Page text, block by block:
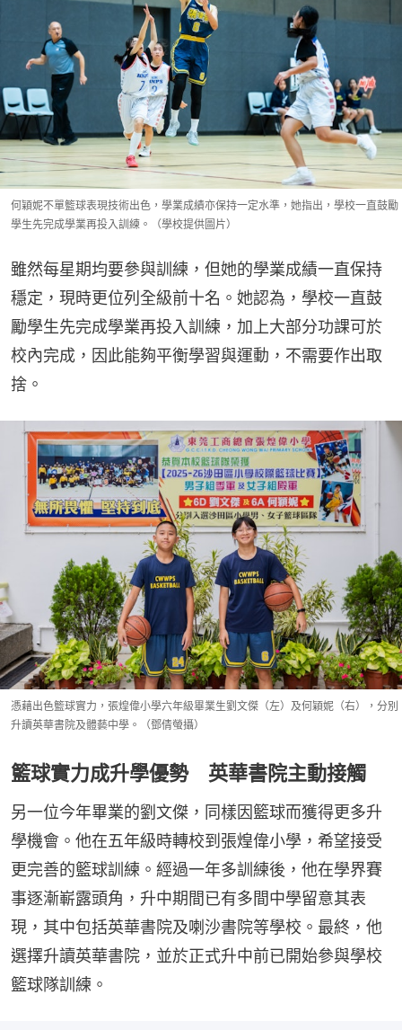
何穎妮不單籃球表現技術出色，學業成績亦保持一定水準，她指出，學校一直鼓勵
學生先完成學業再投入訓練。（學校提供圖片）
雖然每星期均要參與訓練，但她的學業成績一直保持
穩定，現時更位列全級前十名。她認為，學校一直鼓
勵學生先完成學業再投入訓練，加上大部分功課可於
校內完成，因此能夠平衡學習與運動，不需要作出取
捨。
憑藉出色籃球實力，張煌偉小學六年級畢業生劉文傑（左）及何穎妮（右），分別
升讀英華書院及體藝中學。（鄧倩螢攝）
籃球實力成升學優勢 英華書院主動接觸
另一位今年畢業的劉文傑，同樣因籃球而獲得更多升
學機會。他在五年級時轉校到張煌偉小學，希望接受
更完善的籃球訓練。經過一年多訓練後，他在學界賽
事逐漸嶄露頭角，升中期間已有多間中學留意其表
現，其中包括英華書院及喇沙書院等學校。最終，他
選擇升讀英華書院，並於正式升中前已開始參與學校
籃球隊訓練。